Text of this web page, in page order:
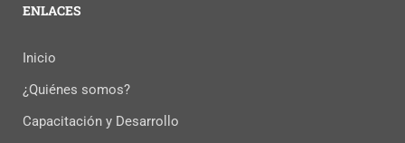
ENLACES
Inicio
¿Quiénes somos?
Capacitación y Desarrollo